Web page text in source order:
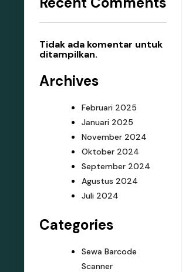
Tidak ada komentar untuk
ditampilkan.
Archives
Februari 2025
Januari 2025
November 2024
Oktober 2024
September 2024
Agustus 2024
Juli 2024
Categories
Sewa Barcode
Scanner